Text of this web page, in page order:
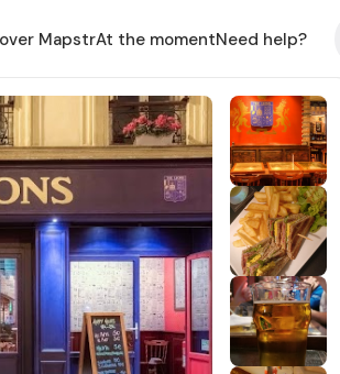
MapstrAt the momentNeed help?